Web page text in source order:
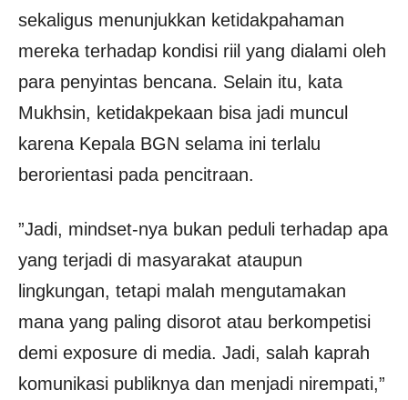
sekaligus menunjukkan ketidakpahaman
mereka terhadap kondisi riil yang dialami oleh
para penyintas bencana. Selain itu, kata
Mukhsin, ketidakpekaan bisa jadi muncul
karena Kepala BGN selama ini terlalu
berorientasi pada pencitraan.
”Jadi, mindset-nya bukan peduli terhadap apa
yang terjadi di masyarakat ataupun
lingkungan, tetapi malah mengutamakan
mana yang paling disorot atau berkompetisi
demi exposure di media. Jadi, salah kaprah
komunikasi publiknya dan menjadi nirempati,”